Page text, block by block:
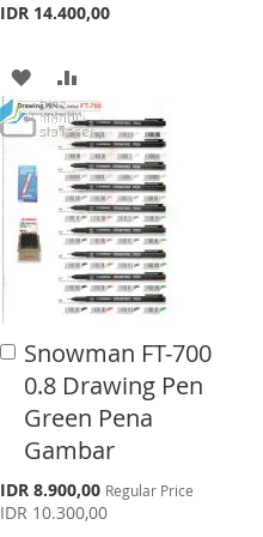
IDR 14.400,00
A
D
D
T
O
S
H
L
I
D
D
T
O
C
M
P
A
R
Snowman FT-700
0.8 Drawing Pen
Green Pena
Gambar
S
p
e
IDR 8.900,00 Regular Price
IDR 10.300,00
A
d
d
t
o
C
a
r